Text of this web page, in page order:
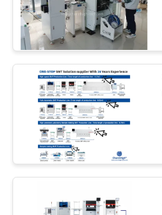
LINE
সাইটম্যাপ
গোপনীয়তাএসএমটি ফিডার